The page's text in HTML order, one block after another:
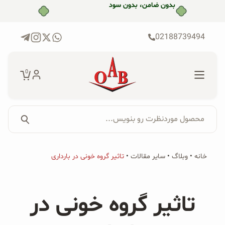
خرید قسطی با ترب‌پی
02188739494
0
برای:
جستجو...
پکیج‌ها
محصولات ارگانیک
محصول موردنظرت رو بنویس...
خانه • وبلاگ • سایر مقالات • تاثیر گروه خونی در بارداری
تاثیر گروه خونی در